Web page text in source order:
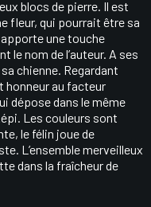
blocs de pierre. Il est
fleur, qui pourrait être sa
une touche
le nom de l’auteur. A ses
chienne. Regardant
honneur au facteur
dépose dans le même
Les couleurs sont
le félin joue de
L’ensemble merveilleux
dans la fraîcheur de